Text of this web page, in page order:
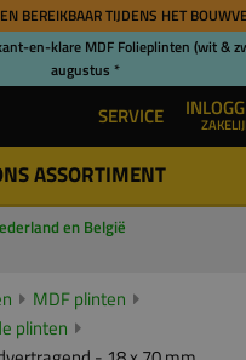
BEREIKBAAR TIJDENS HET
en-klare MDF Folieplinten (wit &
augustus *
SERVICE
ASSORTIMENT
en België
MDF plinten
plinten